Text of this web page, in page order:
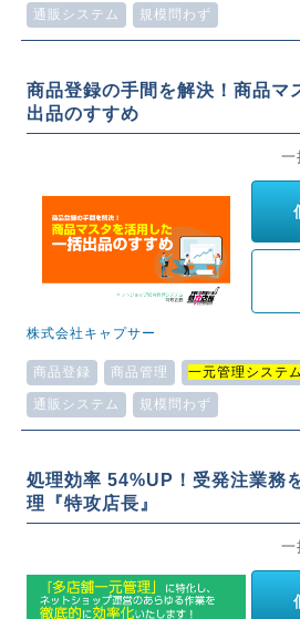
通販システム 規模問わず
商品登録の手間を解決！商品マ
出品のすすめ
一
株式会社キャプサー
商品登録 商品管理 一元管理システム
通販システム 規模問わず
処理効率 54%UP！受発注業務
理『特攻店長』
一